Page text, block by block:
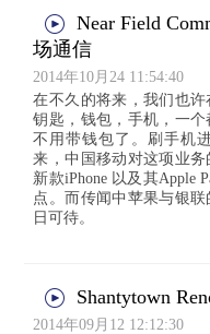
Near Field
场通信
2014年10月24 11:54:40
在不久的将来，我们也
钥匙，钱包，手机，一
不用带钱包了。刷手机
来，中国移动对这项业
新款iPhone 以及其Apple
点。而传闻中苹果与银
日可待。
Shantytown
2014年09月12 12:12:30